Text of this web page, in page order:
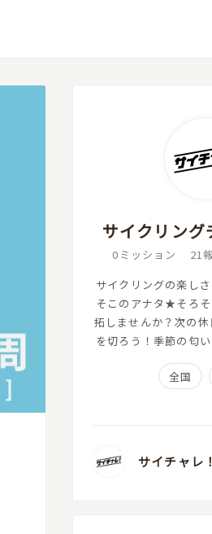
サイクリング
0 ミッション 21
サイクリングの楽し
そこのアナタ★そろ
拓しませんか？次の
を切ろう！季節の匂
景色を探しに行こう
ドで感じる空気の匂
全国
サイチャレ！